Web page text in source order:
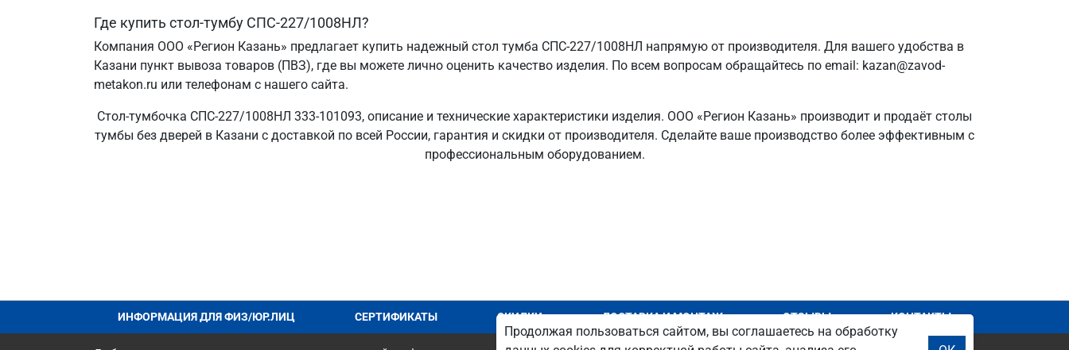
Где купить стол-тумбу СПС-227/1008НЛ?
Компания ООО «Регион Казань» предлагает купить надежный стол тумба СПС-227/1008НЛ напрямую от производителя. Для вашего удобства в
Казани пункт вывоза товаров (ПВЗ), где вы можете лично оценить качество изделия. По всем вопросам обращайтесь по email: kazan@zavod-
metakon.ru или телефонам с нашего сайта.
Стол-тумбочка СПС-227/1008НЛ 333-101093, описание и технические характеристики изделия. ООО «Регион Казань» производит и продаёт столы
тумбы без дверей в Казани с доставкой по всей России, гарантия и скидки от производителя. Сделайте ваше производство более эффективным с
профессиональным оборудованием.
ИНФОРМАЦИЯ ДЛЯ ФИЗ/ЮР.ЛИЦ СЕРТИФИКАТЫ СКИДКИ ДОСТАВКА И МОНТАЖ ОТЗЫВЫ КОНТАКТЫ
Продолжая пользоваться сайтом, вы соглашаетесь на обработку